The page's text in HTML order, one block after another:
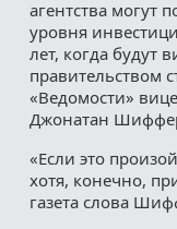
агентства могут
уровня
лет, когда будут
правительством
«Ведомости»
Джонатан
«Если это
хотя, конечно,
газета слова